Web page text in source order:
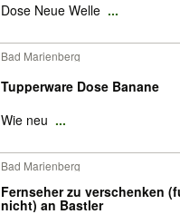
Dose Neue Welle ...
Bad Marienberg
Tupperware Dose Banane
Wie neu ...
Bad Marienberg
Fernseher zu verschenken
nicht) an Bastler